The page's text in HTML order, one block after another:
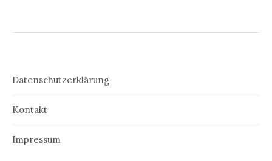
Datenschutzerklärung
Kontakt
Impressum